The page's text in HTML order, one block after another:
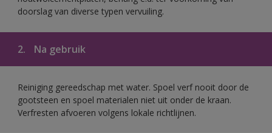
doorslag van diverse typen vervuiling.
2. Na gebruik
Reiniging gereedschap met water. Spoel verf nooit door de
gootsteen en spoel materialen niet uit onder de kraan.
Verfresten afvoeren volgens lokale richtlijnen.